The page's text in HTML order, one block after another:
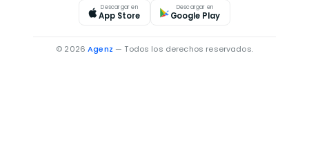
Descargar en
App Store
Descargar en
Google Play
© 2026Agenz — Todos los derechos reservados.